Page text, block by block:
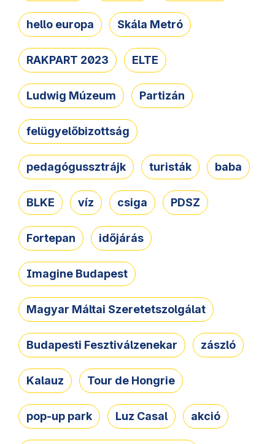
hello europa Skála Metró
RAKPART 2023 ELTE
Ludwig Múzeum Partizán
felügyelőbizottság
pedagógussztrájk turisták baba
BLKE víz csiga PDSZ
Fortepan időjárás
Imagine Budapest
Magyar Máltai Szeretetszolgálat
Budapesti Fesztiválzenekar zászló
Kalauz Tour de Hongrie
pop-up park Luz Casal akció